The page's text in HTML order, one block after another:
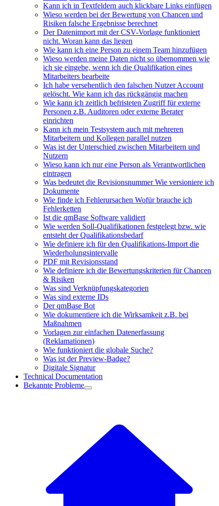
Kann ich in Textfeldern auch klickbare Links einfügen
Wieso werden bei der Bewertung von Chancen und
Risiken falsche Ergebnisse berechnet
Der Datenimport mit der CSV-Vorlage funktioniert
nicht. Woran kann das liegen
Wie kann ich eine Person zu einem Team hinzufügen
Wieso werden meine Daten nicht so übernommen wie
ich sie eingebe, wenn ich die Qualifikation eines
Mitarbeiters bearbeite
Ich habe versehentlich den falschen Nutzer Account
gelöscht. Wie kann ich das rückgängig machen
Wie kann ich zeitlich befristeten Zugriff für externe
Personen z.B. Auditoren oder externe Berater
einrichten
Kann ich mein Testsystem auch mit mehreren
Mitarbeitern und Kollegen parallel nutzen
Was ist der Unterschied zwischen Mitarbeitern und
Nutzern
Wieso kann ich nur eine Person als Verantwortlichen
eintragen
Was bedeutet die Revisionsnummer Wie versioniere ich
Dokumente
Wie finde ich Fehlerursachen Wofür brauche ich
Fehlerketten
Ist die qmBase Software validiert
Wie werden Soll-Qualifikationen festgelegt bzw. wie
entsteht der Qualifikationsbedarf
Wie definiere ich für den Qualifikations-Import die
Wiederholungsintervalle
PDF mit Revisionsstand
Wie definiere ich die Bewertungskriterien für Chancen
& Risiken
Was sind Verknüpfungskategorien
Was sind externe IDs
Der qmBase Bot
Wie dokumentiere ich die Wirksamkeit z.B. bei
Maßnahmen
Vorlagen zur einfachen Datenerfassung
(Reklamationen)
Wie funktioniert die globale Suche?
Was ist der Preview-Badge?
Digitale Signatur
Technical Documentation
Bekannte Probleme